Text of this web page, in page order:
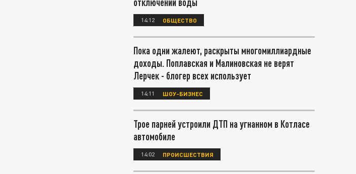
14:12 ОБЩЕСТВО
Пока одни жалеют, раскрыты многомиллиардные
доходы. Поплавская и Малиновская не верят
Лерчек - блогер всех использует
14:11 ШОУ-БИЗНЕС
Трое парней устроили ДТП на угнанном в Котласе
автомобиле
14:02 ПРОИСШЕСТВИЯ